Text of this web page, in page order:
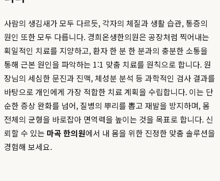
사람의 생김새가 모두 다르듯, 각자의 체질과 생활 습관, 통증의
원인 또한 모두 다릅니다. 경희온생한의원은 공장처럼 찍어내는
획일적인 치료를 지양하고, 환자 한 분 한 분과의 충분한 소통을
통해 근본 원인을 파악하는 1:1 맞춤 치료를 원칙으로 합니다. 원
장님의 세심한 문진과 진맥, 체성분 분석 등 과학적인 검사 결과를
바탕으로 개인에게 가장 적합한 치료 계획을 수립합니다. 이는 단
순한 증상 완화를 넘어, 질병의 뿌리를 뽑고 재발을 방지하며, 몸
전체의 균형을 바로잡아 면역력을 높이는 것을 목표로 합니다. 신
뢰할 수 있는 마곡 한의원에서 내 몸을 위한 진정한 맞춤 솔루션을
경험해 보세요.